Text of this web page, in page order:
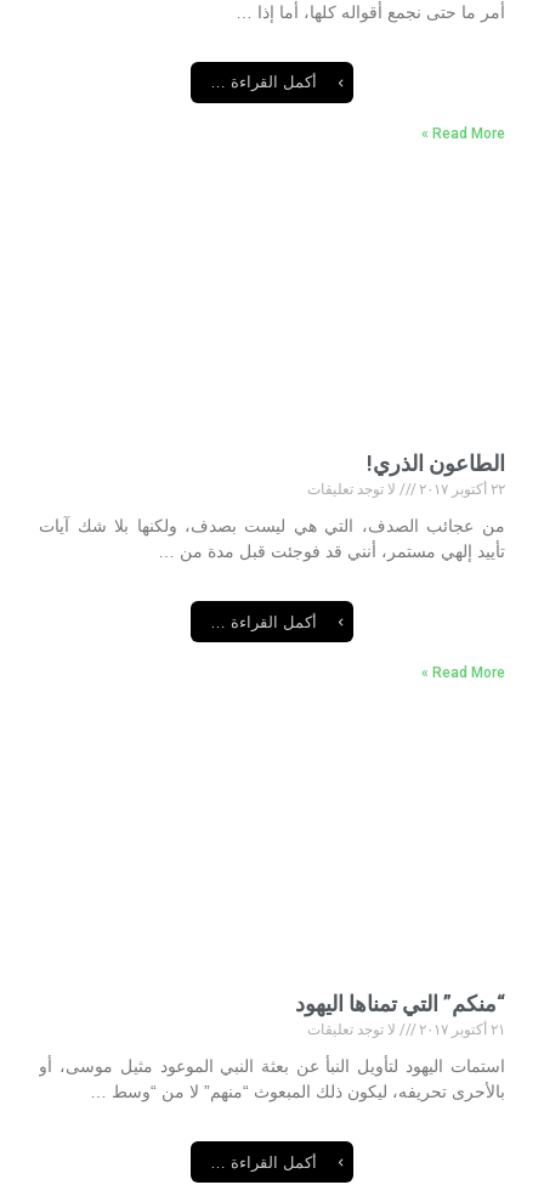
أمر ما حتى نجمع أقواله كلها، أما إذا …
أكمل القراءة …
Read More »
الطاعون الذري!
٢٢ أكتوبر ٢٠١٧
لا توجد تعليقات
من عجائب الصدف، التي هي ليست بصدف، ولكنها بلا شك آيات
تأييد إلهي مستمر، أنني قد فوجئت قبل مدة من …
أكمل القراءة …
Read More »
“منكم” التي تمناها اليهود
٢١ أكتوبر ٢٠١٧
لا توجد تعليقات
استمات اليهود لتأويل النبأ عن بعثة النبي الموعود مثيل موسى، أو
بالأحرى تحريفه، ليكون ذلك المبعوث “منهم” لا من “وسط …
أكمل القراءة …